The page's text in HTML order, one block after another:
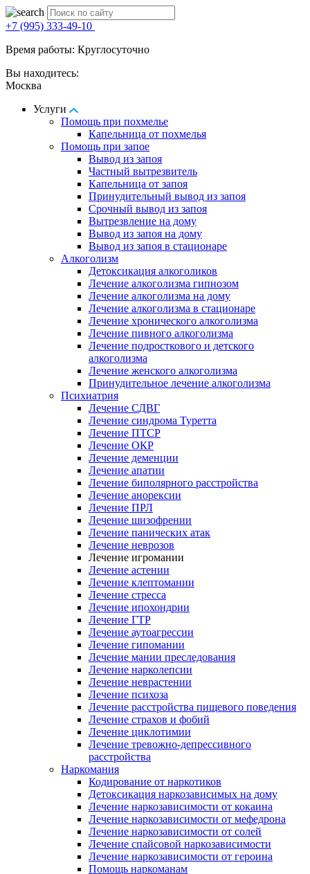
+7 (995) 333-49-10
Время работы: Круглосуточно
Вы находитесь:
Москва
Услуги
Помощь при похмелье
Капельница от похмелья
Помощь при запое
Вывод из запоя
Частный вытрезвитель
Капельница от запоя
Принудительный вывод из запоя
Срочный вывод из запоя
Вытрезвление на дому
Вывод из запоя на дому
Вывод из запоя в стационаре
Алкоголизм
Детоксикация алкоголиков
Лечение алкоголизма гипнозом
Лечение алкоголизма на дому
Лечение алкоголизма в стационаре
Лечение хронического алкоголизма
Лечение пивного алкоголизма
Лечение подросткового и детского
алкоголизма
Лечение женского алкоголизма
Принудительное лечение алкоголизма
Психиатрия
Лечение СДВГ
Лечение синдрома Туретта
Лечение ПТСР
Лечение ОКР
Лечение деменции
Лечение апатии
Лечение биполярного расстройства
Лечение анорексии
Лечение ПРЛ
Лечение шизофрении
Лечение панических атак
Лечение неврозов
Лечение игромании
Лечение астении
Лечение клептомании
Лечение стресса
Лечение ипохондрии
Лечение ГТР
Лечение аутоагрессии
Лечение гипомании
Лечение мании преследования
Лечение нарколепсии
Лечение неврастении
Лечение психоза
Лечение расстройства пищевого поведения
Лечение страхов и фобий
Лечение циклотимии
Лечение тревожно-депрессивного
расстройства
Наркомания
Кодирование от наркотиков
Детоксикация наркозависимых на дому
Лечение наркозависимости от кокаина
Лечение наркозависимости от мефедрона
Лечение наркозависимости от солей
Лечение спайсовой наркозависимости
Лечение наркозависимости от героина
Помощь наркоманам